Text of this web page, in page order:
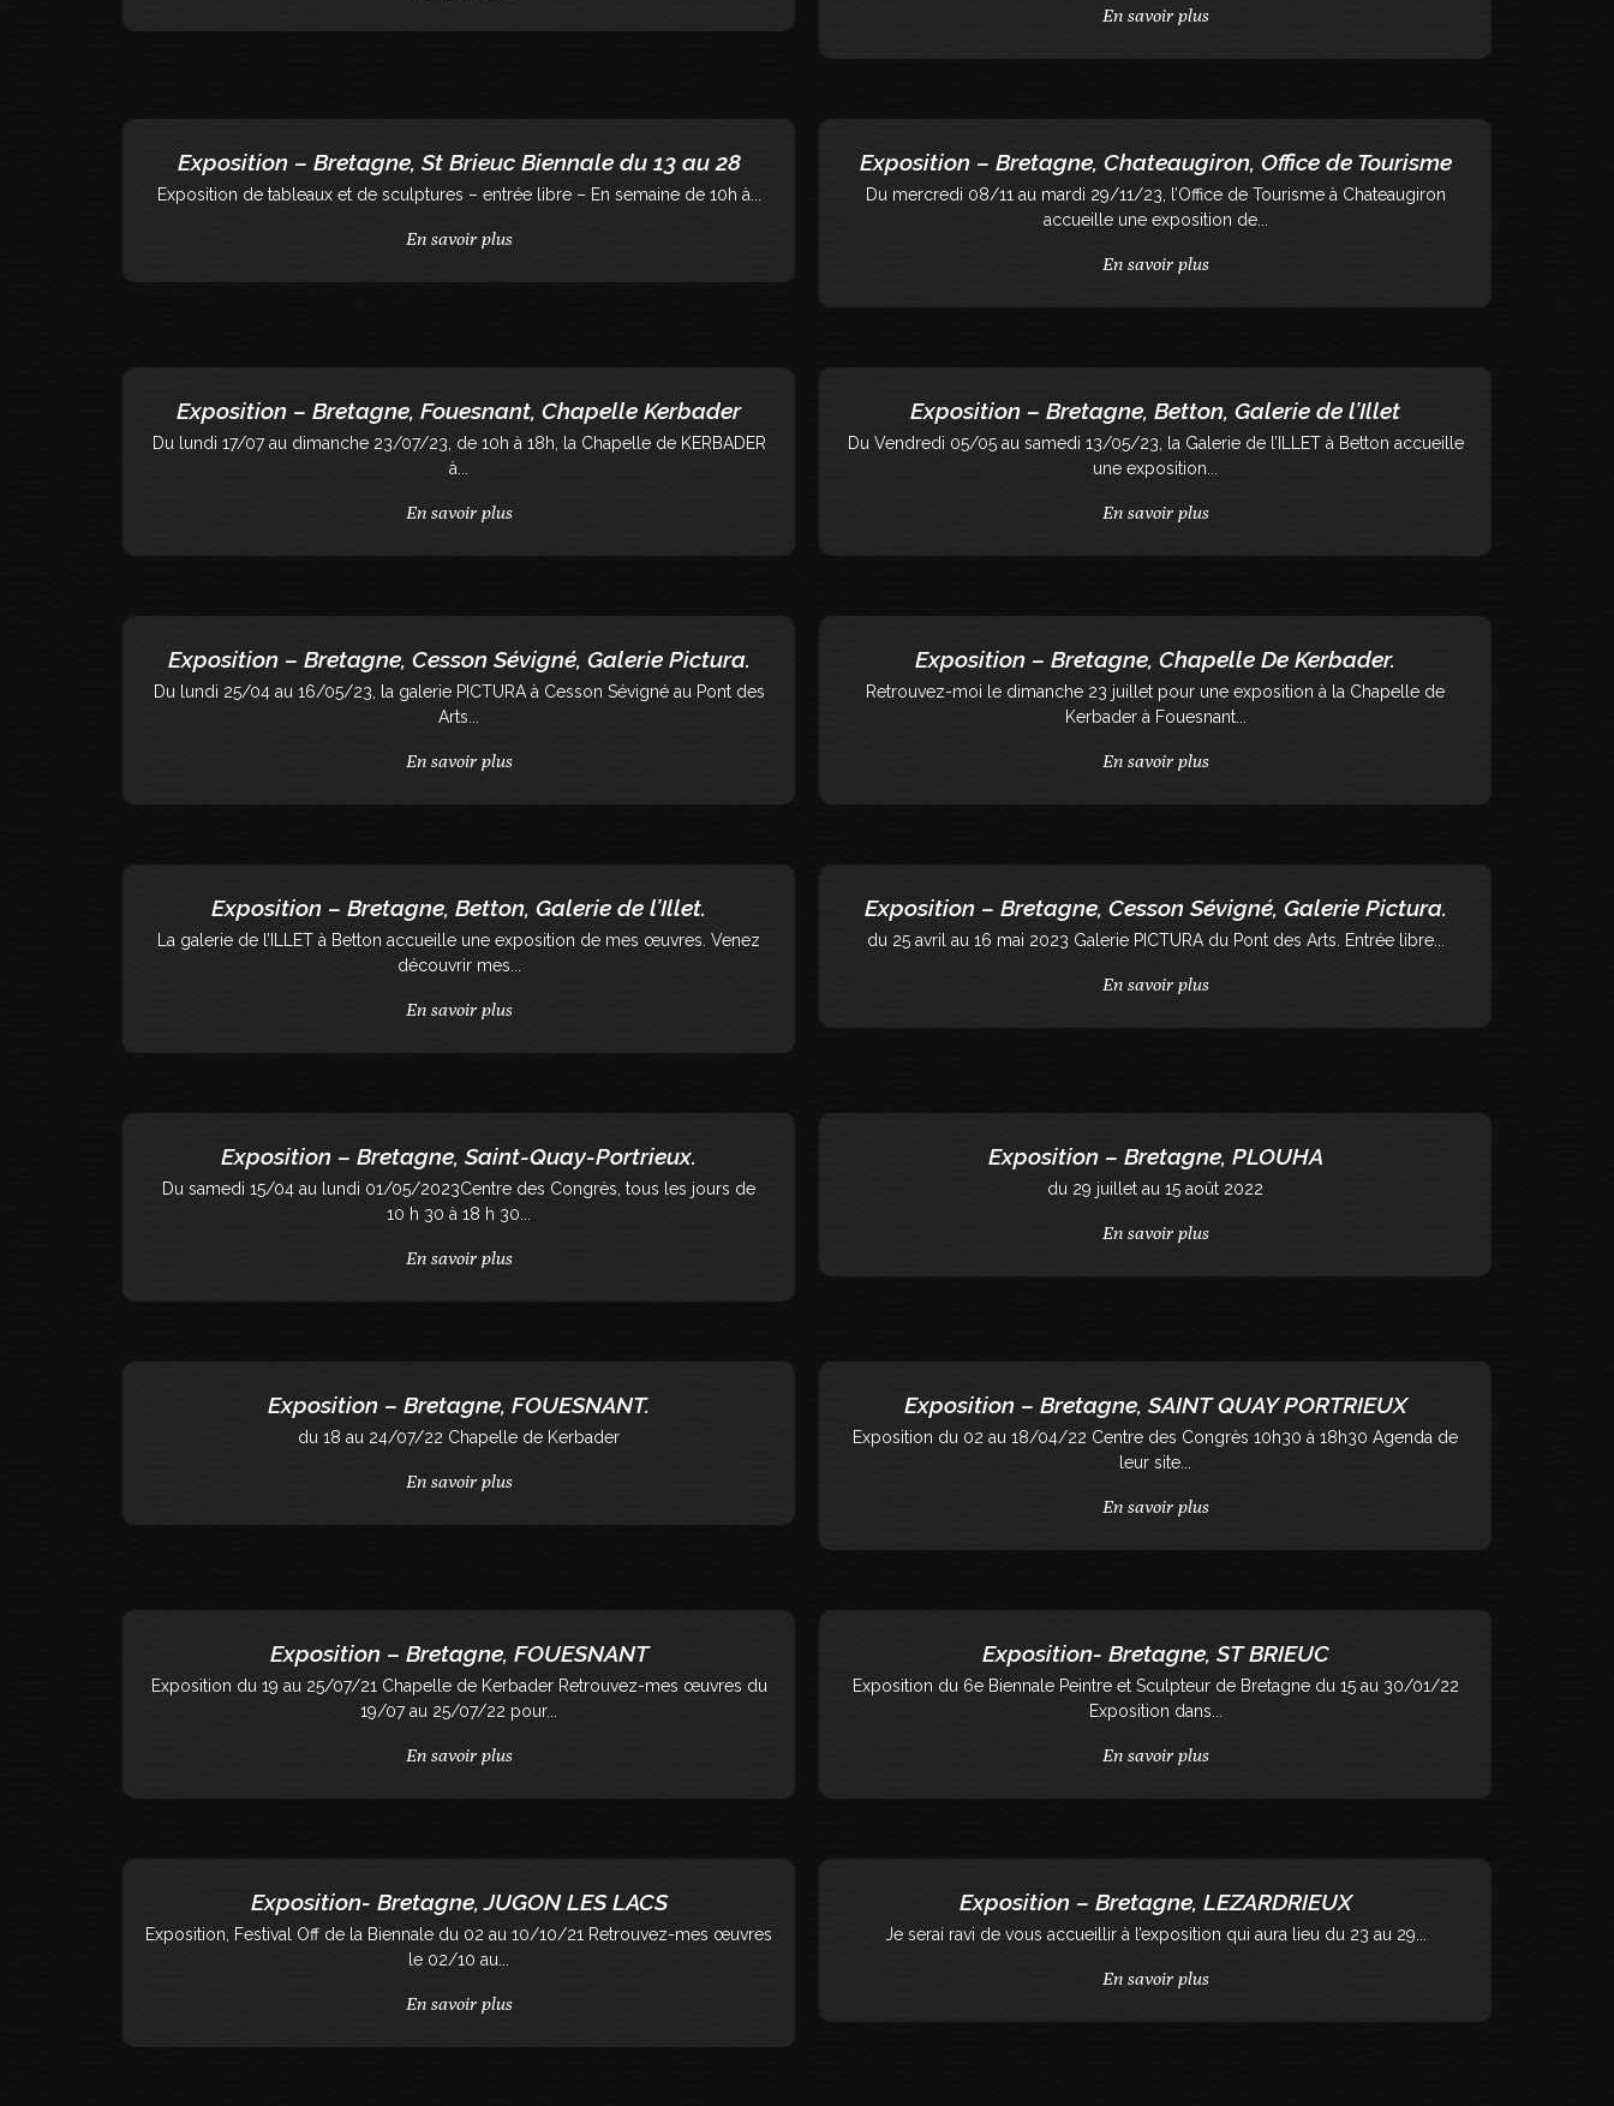
En savoir plus
Exposition – Bretagne, St Brieuc Biennale du 13 au 28
Exposition de tableaux et de sculptures – entrée libre – En semaine de 10h à...
En savoir plus
Exposition – Bretagne, Chateaugiron, Office de Tourisme
Du mercredi 08/11 au mardi 29/11/23, l’Office de Tourisme à Chateaugiron
accueille une exposition de...
En savoir plus
Exposition – Bretagne, Fouesnant, Chapelle Kerbader
Du lundi 17/07 au dimanche 23/07/23, de 10h à 18h, la Chapelle de KERBADER
à...
En savoir plus
Exposition – Bretagne, Betton, Galerie de l’Illet
Du Vendredi 05/05 au samedi 13/05/23, la Galerie de l’ILLET à Betton accueille
une exposition...
En savoir plus
Exposition – Bretagne, Cesson Sévigné, Galerie Pictura.
Du lundi 25/04 au 16/05/23, la galerie PICTURA à Cesson Sévigné au Pont des
Arts...
En savoir plus
Exposition – Bretagne, Chapelle De Kerbader.
Retrouvez-moi le dimanche 23 juillet pour une exposition à la Chapelle de
Kerbader à Fouesnant...
En savoir plus
Exposition – Bretagne, Betton, Galerie de l’Illet.
La galerie de l’ILLET à Betton accueille une exposition de mes œuvres. Venez
découvrir mes...
En savoir plus
Exposition – Bretagne, Cesson Sévigné, Galerie Pictura.
du 25 avril au 16 mai 2023 Galerie PICTURA du Pont des Arts. Entrée libre...
En savoir plus
Exposition – Bretagne, Saint-Quay-Portrieux.
Du samedi 15/04 au lundi 01/05/2023Centre des Congrès, tous les jours de
10 h 30 à 18 h 30...
En savoir plus
Exposition – Bretagne, PLOUHA
du 29 juillet au 15 août 2022
En savoir plus
Exposition – Bretagne, FOUESNANT.
du 18 au 24/07/22 Chapelle de Kerbader
En savoir plus
Exposition – Bretagne, SAINT QUAY PORTRIEUX
Exposition du 02 au 18/04/22 Centre des Congrès 10h30 à 18h30 Agenda de
leur site...
En savoir plus
Exposition – Bretagne, FOUESNANT
Exposition du 19 au 25/07/21 Chapelle de Kerbader Retrouvez-mes œuvres du
19/07 au 25/07/22 pour...
En savoir plus
Exposition- Bretagne, ST BRIEUC
Exposition du 6e Biennale Peintre et Sculpteur de Bretagne du 15 au 30/01/22
Exposition dans...
En savoir plus
Exposition- Bretagne, JUGON LES LACS
Exposition, Festival Off de la Biennale du 02 au 10/10/21 Retrouvez-mes œuvres
le 02/10 au...
En savoir plus
Exposition – Bretagne, LEZARDRIEUX
Je serai ravi de vous accueillir à l’exposition qui aura lieu du 23 au 29...
En savoir plus